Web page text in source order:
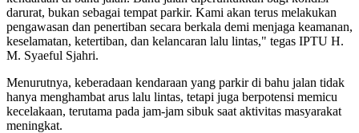
darurat, bukan sebagai tempat parkir. Kami akan terus melakukan
pengawasan dan penertiban secara berkala demi menjaga keamanan,
keselamatan, ketertiban, dan kelancaran lalu lintas," tegas IPTU H.
M. Syaeful Sjahri.
Menurutnya, keberadaan kendaraan yang parkir di bahu jalan tidak
hanya menghambat arus lalu lintas, tetapi juga berpotensi memicu
kecelakaan, terutama pada jam-jam sibuk saat aktivitas masyarakat
meningkat.